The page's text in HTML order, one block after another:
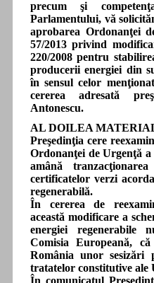
precum şi
Parlamentului, vă
aprobarea Ordonanţei
57/2013 privind
220/2008 pentru
producerii energiei din
în sensul celor
cererea adresată
Antonescu.
AL DOILEA
Preşedinţia cere
Ordonanţei de Urgenţă
amână
certificatelor verzi
regenerabilă.
În cererea de
această modificare a
energiei regenerabile
Comisia Europeană,
România unor sesizări
tratatelor constitutive ale
În comunicatul